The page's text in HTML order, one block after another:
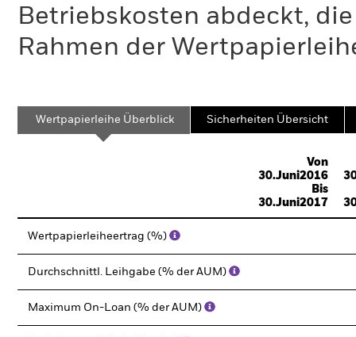
Betriebskosten abdeckt,
Rahmen der
Wertpapierleihe Überblick Sicherheiten Übersicht
Von
30.Juni2016
Bis
30.Juni2017
Wertpapierleiheertrag (%)
Durchschnittl. Leihgabe (% der AUM)
Maximum On-Loan (% der AUM)